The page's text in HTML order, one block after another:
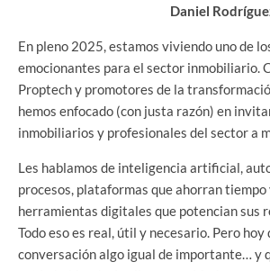
Daniel
En pleno 2025, estamos viviendo uno de
emocionantes para el sector inmobiliario.
Proptech y promotores de la
hemos enfocado (con justa razón) en
inmobiliarios y profesionales del sector a
Les hablamos de inteligencia artificial,
procesos, plataformas que ahorran tiempo
herramientas digitales que potencian sus
Todo eso es real, útil y necesario. Pero hoy
conversación algo igual de importante… y